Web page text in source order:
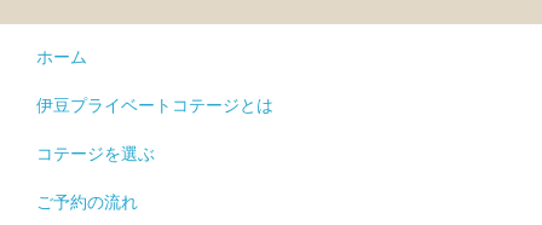
ホーム
伊豆プライベートコテージとは
コテージを選ぶ
ご予約の流れ